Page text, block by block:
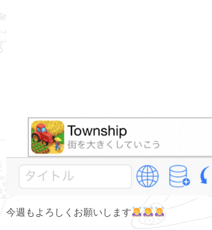
今週もよろしくお願いします